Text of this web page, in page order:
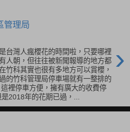
管理局
›
台灣人瘋櫻花的時間啦，只要哪裡
人朝，但往往被新聞報導的地方都
竹科其實也很有多地方可以賞櫻，
的竹科管理局停車場就有一整排的
裡停車方便，擁有廣大的收費停
2018年的花期已過，...